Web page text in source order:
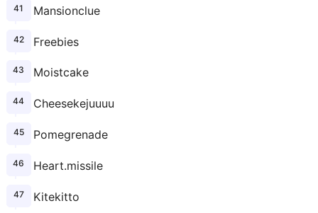
Mansionclue
Freebies
Moistcake
Cheesekejuuuu
Pomegrenade
Heart.missile
Kitekitto